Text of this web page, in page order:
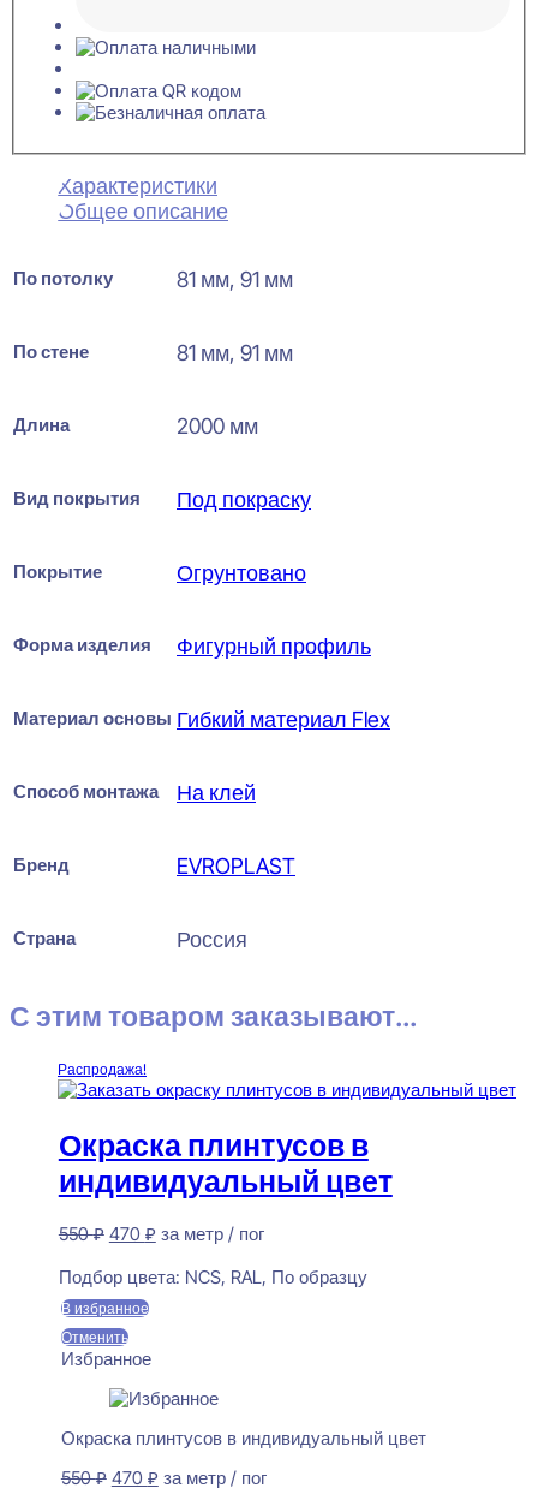
Характеристики
Общее описание
По потолку 81 мм, 91 мм
По стене 81 мм, 91 мм
Длина 2000 мм
Вид покрытия Под покраску
Покрытие Огрунтовано
Форма изделия Фигурный профиль
Материал основы Гибкий материал Flex
Способ монтажа На клей
Бренд EVROPLAST
Страна Россия
С этим товаром заказывают...
Распродажа!
Окраска плинтусов в
индивидуальный цвет
550₽ Первоначальная
составляла
550 ₽.
470 ₽Текущая
470 ₽.
за метр / пог
Подбор цвета: NCS, RAL, По образцу
В избранное
Отменить
Избранное
Окраска плинтусов в индивидуальный цвет
550₽ Первоначальная
470 ₽Текущая
за метр / пог